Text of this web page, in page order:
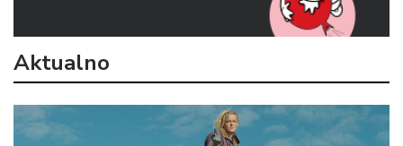
Aktualno